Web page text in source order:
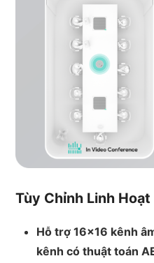
Tùy Chỉnh Linh Hoạt
Hỗ trợ 16×16 kênh
kênh có thuật toán